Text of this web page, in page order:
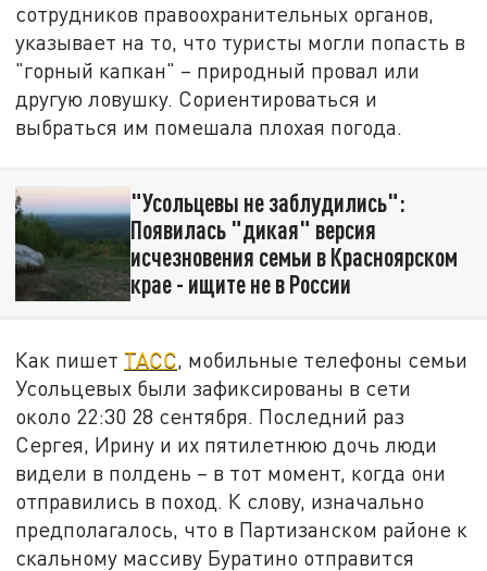
сотрудников правоохранительных органов,
указывает на то, что туристы могли попасть в
"горный капкан" – природный провал или
другую ловушку. Сориентироваться и
выбраться им помешала плохая погода.
"Усольцевы не заблудились":
Появилась "дикая" версия
исчезновения семьи в Красноярском
крае - ищите не в России
Как пишет ТАСС, мобильные телефоны семьи
Усольцевых были зафиксированы в сети
около 22:30 28 сентября. Последний раз
Сергея, Ирину и их пятилетнюю дочь люди
видели в полдень – в тот момент, когда они
отправились в поход. К слову, изначально
предполагалось, что в Партизанском районе к
скальному массиву Буратино отправится